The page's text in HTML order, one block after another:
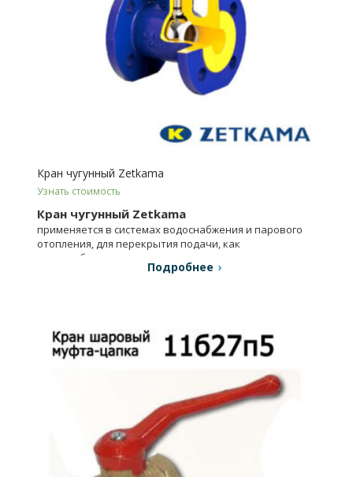
Кран чугунный Zetkama
Узнать стоимость
Кран чугунный Zetkama
применяется в системах водоснабжения и парового
отопления, для перекрытия подачи, как
водоснабжения, так и пара.
Подробнее